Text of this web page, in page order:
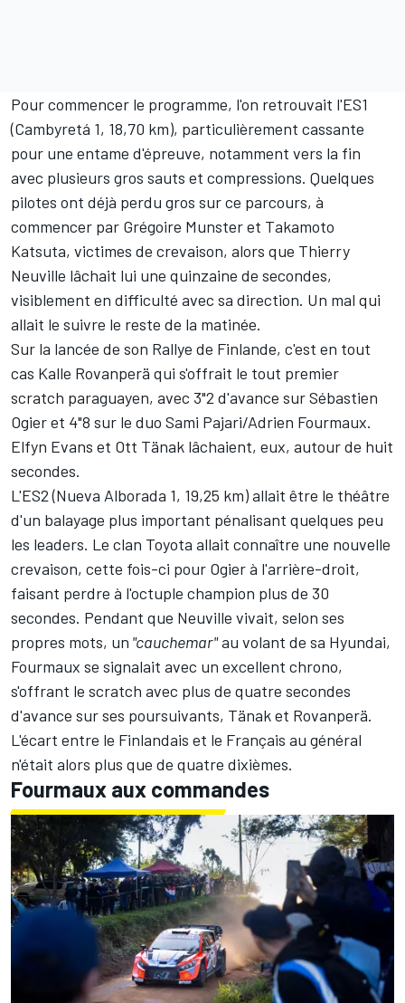
Pour commencer le programme, l'on retrouvait l'ES1
(Cambyretá 1, 18,70 km), particulièrement cassante
pour une entame d'épreuve, notamment vers la fin
avec plusieurs gros sauts et compressions. Quelques
pilotes ont déjà perdu gros sur ce parcours, à
commencer par Grégoire Munsteret Takamoto
Katsuta, victimes de crevaison, alors que Thierry
Neuville lâchait lui une quinzaine de secondes,
visiblement en difficulté avec sa direction. Un mal qui
allait le suivre le reste de la matinée.
Sur la lancée de son Rallye de Finlande, c'est en tout
cas Kalle Rovanperä qui s'offrait le tout premier
scratch paraguayen, avec 3"2 d'avance surSébastien
Ogieret 4"8 sur le duo Sami Pajari/Adrien Fourmaux.
Elfyn Evans et Ott Tänak lâchaient, eux, autour de huit
secondes.
L'ES2 (Nueva Alborada 1, 19,25 km) allait être le théâtre
d'un balayage plus important pénalisant quelques peu
les leaders. Le clan Toyota allait connaître une nouvelle
crevaison, cette fois-ci pour Ogier à l'arrière-droit,
faisant perdre à l'octuple champion plus de 30
secondes. Pendant que Neuville vivait, selon ses
propres mots, un "cauchemar"au volant de sa Hyundai,
Fourmaux se signalait avec un excellent chrono,
s'offrant le scratch avec plus de quatre secondes
d'avance sur ses poursuivants, Tänak et Rovanperä.
L'écart entre le Finlandais et le Français au général
n'était alors plus que de quatre dixièmes.
Fourmaux aux commandes